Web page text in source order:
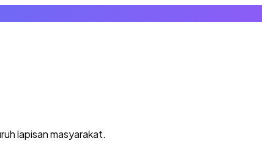
lapisan masyarakat.